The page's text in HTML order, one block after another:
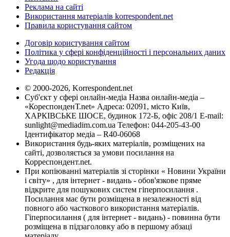
Реклама на сайті
Використання матеріалів korrespondent.net
Правила користування сайтом
Договір користування сайтом
Політика у сфері конфіденційності і персональних даних
Угода щодо користування
Редакція
© 2000-2026, Korrespondent.net
Суб'єкт у сфері онлайн-медіа Назва онлайн-медіа –
«КореспонденТ.net» Адреса: 02091, місто Київ,
ХАРКІВСЬКЕ ШОСЕ, будинок 172-Б, офіс 208/1 E-mail:
sunlight@mediadim.com.ua Телефон: 044-205-43-00
Ідентифікатор медіа – R40-06068
Використання будь-яких матеріалів, розміщених на
сайті, дозволяється за умови посилання на
Корреспондент.net.
При копіюванні матеріалів зі сторінки « Новини України
і світу» , для інтернет - видань - обов'язкове пряме
відкрите для пошукових систем гіперпосилання .
Посилання має бути розміщена в незалежності від
повного або часткового використання матеріалів.
Гіперпосилання ( для інтернет - видань) - повинна бути
розміщена в підзаголовку або в першому абзаці